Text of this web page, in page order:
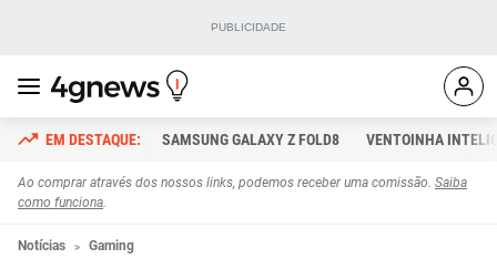
SAMSUNG GALAXY Z FOLD8 VENTOINHA
Ao comprar através dos nossos links, podemos receber uma comissão. Saiba
como funciona.
Notícias Gaming